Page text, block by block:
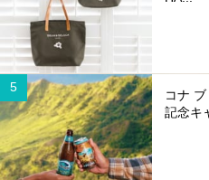
コナ
記念キ